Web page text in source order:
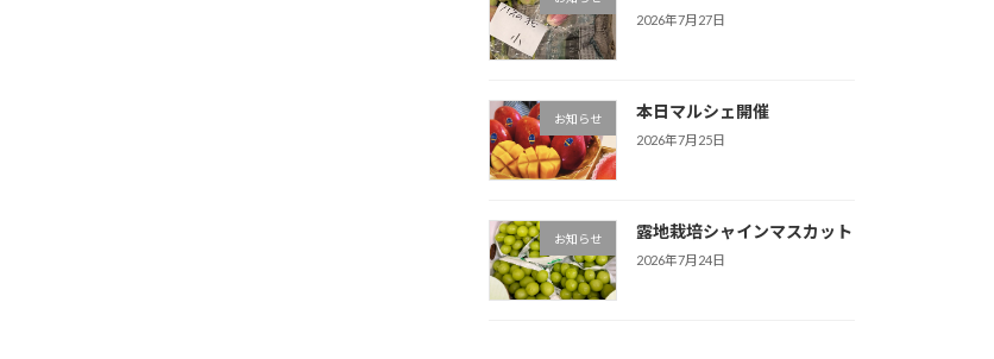
2026年7月27日
お知らせ 本日マルシェ開催
2026年7月25日
お知らせ 露地栽培シャインマスカット
2026年7月24日